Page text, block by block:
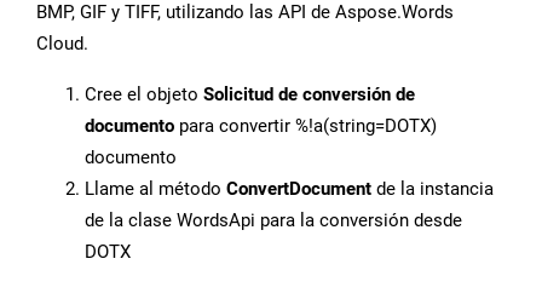
BMP, GIF y TIFF, utilizando las API de Aspose.Words
Cloud.
Cree el objeto Solicitud de conversión de
documento para convertir %!a(string=DOTX)
documento
Llame al método ConvertDocument de la instancia
de la clase WordsApi para la conversión desde
DOTX